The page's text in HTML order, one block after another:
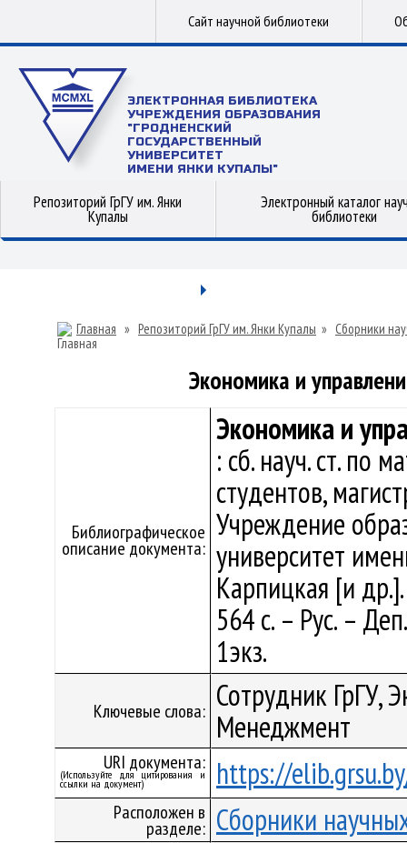
Сайт научной библиотеки
ЭЛЕКТРОННАЯ БИБЛИОТЕКА
УЧРЕЖДЕНИЯ ОБРАЗОВАНИЯ
"ГРОДНЕНСКИЙ
ГОСУДАРСТВЕННЫЙ
УНИВЕРСИТЕТ
ИМЕНИ ЯНКИ КУПАЛЫ"
Репозиторий ГрГУ им. Янки
Купалы
Электронный каталог
библиотеки
Главная » Репозиторий ГрГУ им. Янки Купалы » Сборники
Экономика и
Библиографическое
описание документа:
Экономика и
: сб. науч. ст. по
студентов,
Учреждение
университет
Карпицкая [и
564 с. – Рус. –
1экз.
Ключевые слова: Сотрудник ГрГУ,
Менеджмент
URI документа:
(Используйте для цитирования и
ссылки на документ) https://
Расположен в
разделе: Сборники